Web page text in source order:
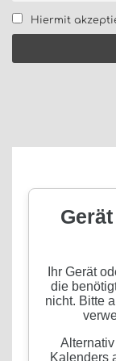
Hiermit